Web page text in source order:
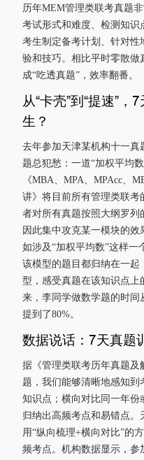
历年MEM管理类联考真题
考试形式和难度、检测知识
考生制定备考计划、针对
验和技巧。相比平时零散做
成“吃透真题”，效率翻番。
从“卡壳”到“提速”
生？
去年参加天津某机构十一
题总犯愁：一道“加权平均
《MBA、MPA、MPAcc、
讲》将目前所有管理类联考
者对所有真题按照大纲罗列
因此集中攻克某一模块的
如涉及“加权平均数”这样一
该模型的题目都归纳在一起
型，感受真题在该知识点上
来，李同学做数学题的时间
提到了80%。
数据说话：7天真题
据《管理类联考历年真题
题，我们能够清晰地感知
知识点；横向对比同一年份
归纳出高频考点和易错点
用“纵向梳理+横向对比”的
频考点。机构数据显示，